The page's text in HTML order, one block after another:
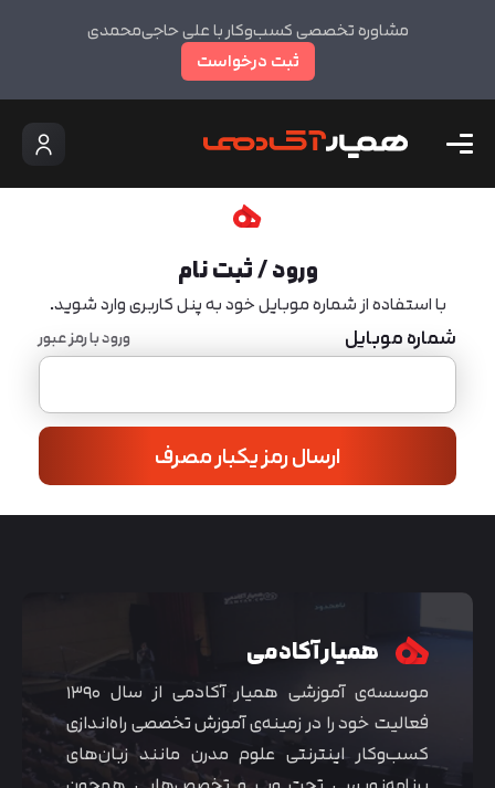
مشاوره تخصصی کسب‌وکار با علی حاجی‌محمدی
ثبت درخواست
ورود / ثبت نام
با استفاده از شماره موبایل خود به پنل کاربری وارد شوید.
شماره موبایل ورود با رمز عبور
ارسال رمز یکبار مصرف
همیار آکادمی
موسسه‌ی آموزشی همیار آکادمی از سال ۱۳۹۰
فعالیت خود را در زمینه‌ی آموزش تخصصی راه‌اندازی
کسب‌و‌کار اینترنتی علوم مدرن مانند زبان‌های